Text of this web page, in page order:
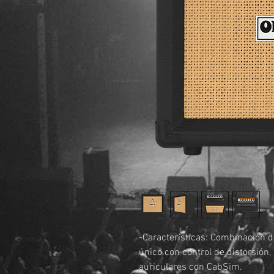
-Características: Combinación
único con control de
auriculares con CabSim.